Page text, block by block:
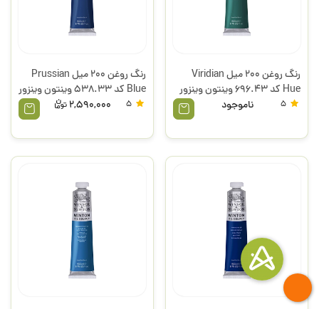
رنگ روغن 200 میل Viridian
Hue کد 696.43 وینتون وینزور
ناموجود
رنگ روغن 200 میل Prussian
Blue کد 538.33 وینتون وینزور
2,590,000